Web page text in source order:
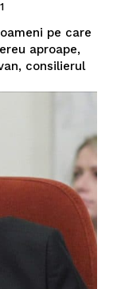
pe care
aproape,
consilierul